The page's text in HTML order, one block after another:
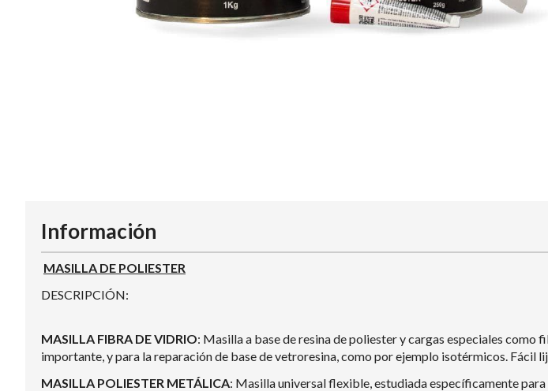
Información
MASILLA DE POLIESTER
DESCRIPCIÓN:
MASILLA FIBRA DE VIDRIO: Masilla a base de resina de poliester y cargas especiales
importante, y para la reparación de base de vetroresina, como por ejemplo isotérmicos. Fácil
MASILLA POLIESTER METÁLICA: Masilla universal flexible, estudiada específicamente